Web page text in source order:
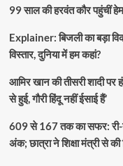
99 साल की हरवंत कौर पहुंचीं
Explainer: बिजली का बड़ा
विस्तार, दुनिया में हम कहां?
आमिर खान की तीसरी शादी पर
से हुई, गौरी हिंदू नहीं ईसाई हैं’
609 से 167 तक का सफर: री-
अंक; छात्रा ने शिक्षा मंत्री से